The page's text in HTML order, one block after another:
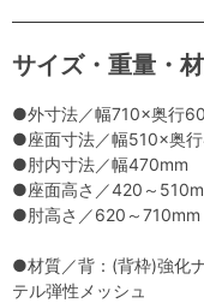
サイズ・重量・
●外寸法／幅710×奥行
●座面寸法／幅510×奥
●肘内寸法／幅470mm
●座面高さ／420～
●肘高さ／620～710mm
●材質／背：(背枠)強化
テル弾性メッシュ